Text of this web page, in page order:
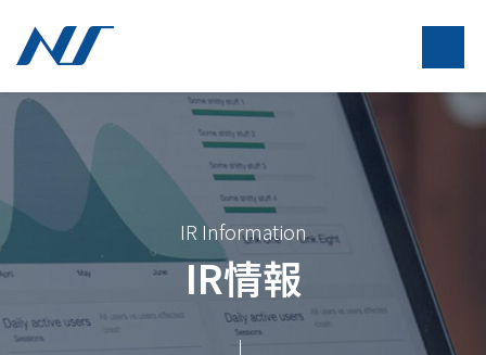
IR Information
IR情報